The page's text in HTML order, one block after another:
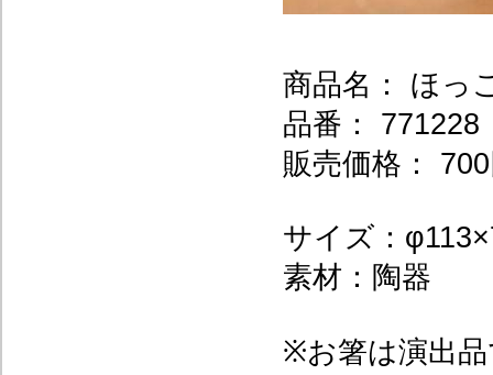
商品名： ほっ
品番： 771228
販売価格：
サイズ：
素材：陶器
※お箸は演出